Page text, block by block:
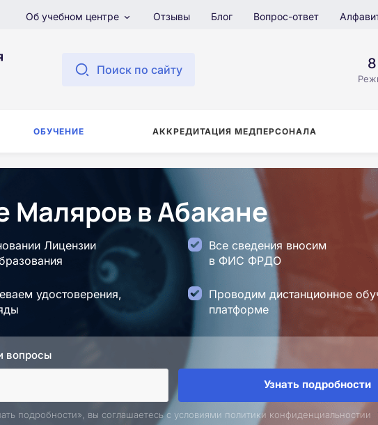
Об учебном центре Отзывы Блог Вопрос-ответ
Поиск по сайту
ОБУЧЕНИЕ АККРЕДИТАЦИЯ МЕДПЕРСОНАЛА
Маляров в Абакане
Лицензии
Все сведения вносим
в ФИС ФРДО
удостоверения,
Проводим дистанционное
платформе
вопросы
Узнать подробности
подробности», вы соглашаетесь с условиями политики конфиденциальностии